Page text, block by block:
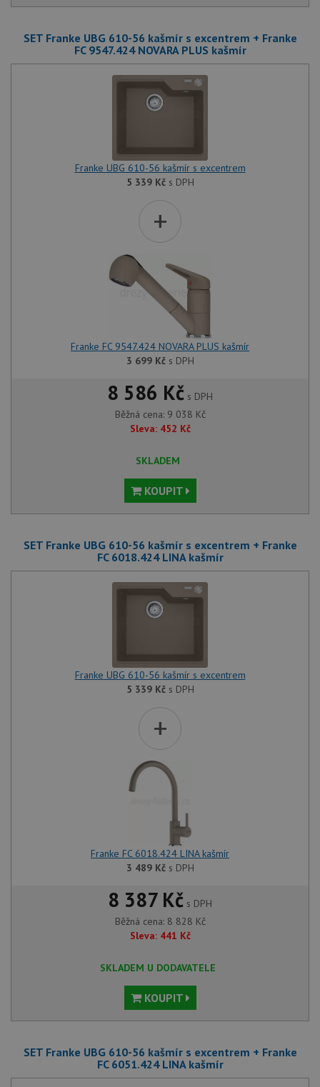
SET Franke UBG 610-56 kašmír s excentrem + Franke
FC 9547.424 NOVARA PLUS kašmír
Franke UBG 610-56 kašmír s excentrem
5 339 Kčs DPH
+
Franke FC 9547.424 NOVARA PLUS kašmír
3 699 Kčs DPH
8 586 Kč s DPH
Běžná cena: 9 038 Kč
Sleva: 452 Kč
SKLADEM
KOUPIT
SET Franke UBG 610-56 kašmír s excentrem + Franke
FC 6018.424 LINA kašmír
Franke UBG 610-56 kašmír s excentrem
5 339 Kčs DPH
+
Franke FC 6018.424 LINA kašmír
3 489 Kčs DPH
8 387 Kč s DPH
Běžná cena: 8 828 Kč
Sleva: 441 Kč
SKLADEM U DODAVATELE
KOUPIT
SET Franke UBG 610-56 kašmír s excentrem + Franke
FC 6051.424 LINA kašmír